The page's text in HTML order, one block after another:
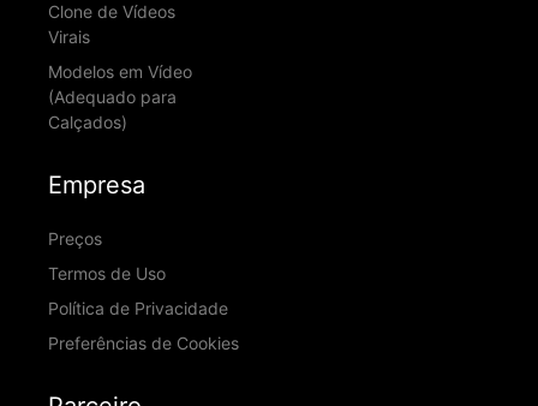
Clone de Vídeos
Virais
Modelos em Vídeo
(Adequado para
Calçados)
Empresa
Preços
Termos de Uso
Política de Privacidade
Preferências de Cookies